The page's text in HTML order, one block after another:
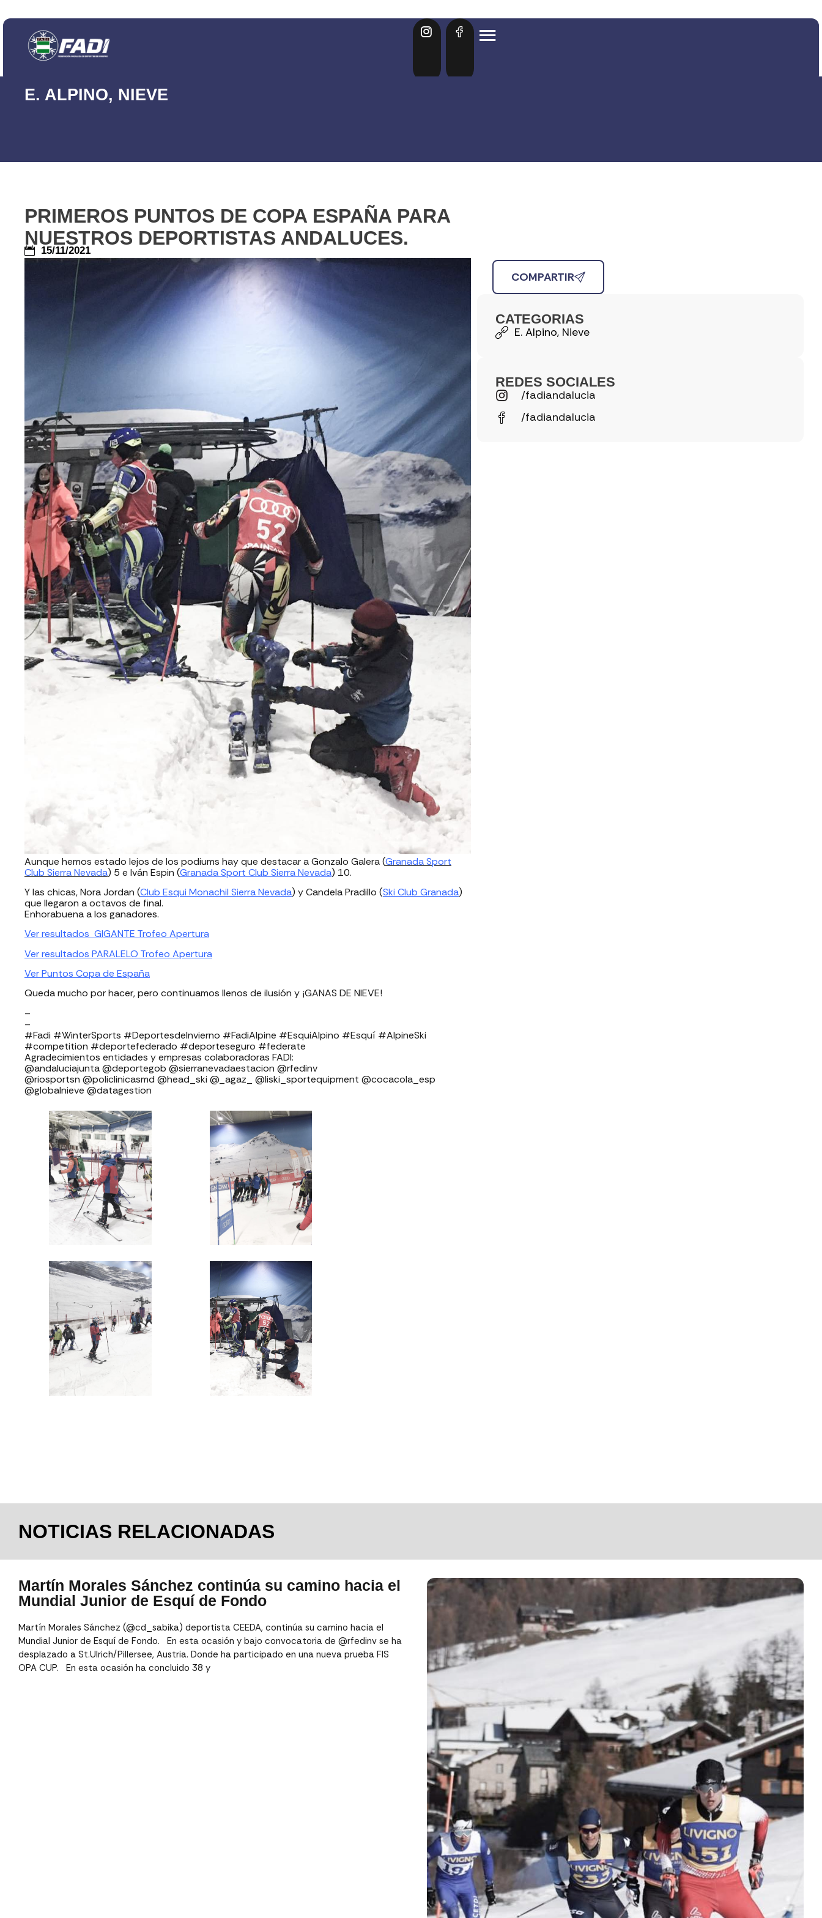
E. ALPINO, NIEVE
PRIMEROS PUNTOS DE COPA ESPAÑA PARA
NUESTROS DEPORTISTAS ANDALUCES.
15/11/2021
Aunque hemos estado lejos de los podiums hay que destacar a Gonzalo Galera (Granada Sport
Club Sierra Nevada) 5 e Iván Espin (Granada Sport Club Sierra Nevada) 10.
Y las chicas, Nora Jordan (Club Esqui Monachil Sierra Nevada) y Candela Pradillo (Ski Club Granada)
que llegaron a octavos de final.
Enhorabuena a los ganadores.
Ver resultados GIGANTE Trofeo Apertura
Ver resultados PARALELO Trofeo Apertura
Ver Puntos Copa de España
Queda mucho por hacer, pero continuamos llenos de ilusión y ¡GANAS DE NIEVE!
–
–
#Fadi #WinterSports #DeportesdeInvierno #FadiAlpine #EsquiAlpino #Esquí #AlpineSki
#competition #deportefederado #deporteseguro #federate
Agradecimientos entidades y empresas colaboradoras FADI: ⁣⁣⁣⁣⁣⁣⁣⁣⁣⁣⁣⁣⁣⁣⁣⁣⁣⁣
⁣⁣⁣⁣@andaluciajunta @deportegob ⁣⁣⁣@sierranevadaestacion @rfedinv ⁣⁣⁣⁣⁣⁣⁣⁣⁣⁣⁣⁣⁣⁣⁣⁣⁣
@riosportsn @policlinicasmd @head_ski @_agaz_ @liski_sportequipment @cocacola_esp
@globalnieve @datagestion
COMPARTIR
CATEGORIAS
E. Alpino, Nieve
REDES SOCIALES
/fadiandalucia
/fadiandalucia
NOTICIAS RELACIONADAS
Martín Morales Sánchez continúa su camino hacia el
Mundial Junior de Esquí de Fondo
Martín Morales Sánchez (@cd_sabika) deportista CEEDA, continúa su camino hacia el
Mundial Junior de Esquí de Fondo. En esta ocasión y bajo convocatoria de @rfedinv se ha
desplazado a St.Ulrich/Pillersee, Austria. Donde ha participado en una nueva prueba FIS
OPA CUP. En esta ocasión ha concluido 38 y